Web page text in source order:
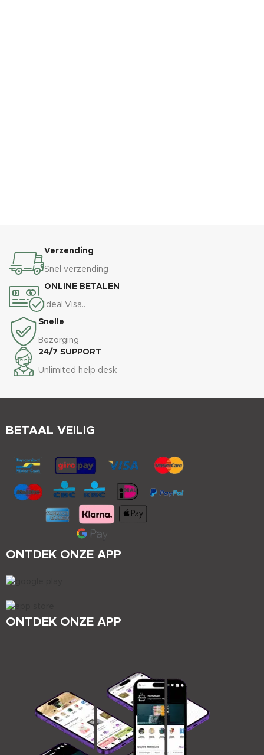
Verzending
Snel verzending
ONLINE BETALEN
Ideal,Visa..
Snelle
Bezorging
24/7 SUPPORT
Unlimited help desk
ONTDEK ONZE APP
ONTDEK ONZE APP
BETAAL VEILIG